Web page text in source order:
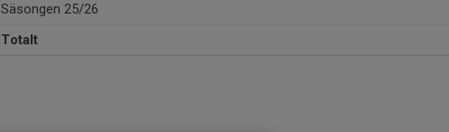
Säsongen 25/26
Totalt